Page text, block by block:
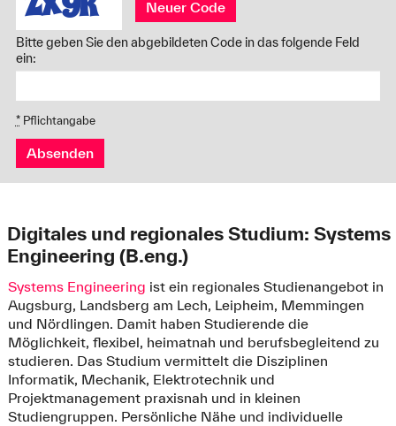
Neuer Code
Bitte geben Sie den abgebildeten Code in das folgende Feld
ein:
*Pflichtangabe
Absenden
Digitales und regionales Studium: Systems
Engineering (B.eng.)
Systems Engineering ist ein regionales Studienangebot in
Augsburg, Landsberg am Lech, Leipheim, Memmingen
und Nördlingen. Damit haben Studierende die
Möglichkeit, flexibel, heimatnah und berufsbegleitend zu
studieren. Das Studium vermittelt die Disziplinen
Informatik, Mechanik, Elektrotechnik und
Projektmanagement praxisnah und in kleinen
Studiengruppen. Persönliche Nähe und individuelle